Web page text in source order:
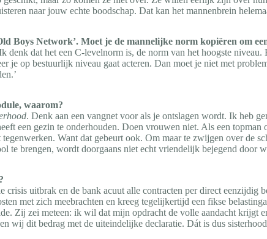
naar jouw echte boodschap. Dat kan het mannenbrein
Boys Network’. Moet je de mannelijke norm kopiëren om
denk dat het een C-levelnorm is, de norm van het hoogste
je op bestuurlijk niveau gaat acteren. Dan moet je niet met
waarom?
. Denk aan een vangnet voor als je ontslagen wordt. Ik heb
een gezin te onderhouden. Doen vrouwen niet. Als een
Want dat gebeurt ook. Om maar te zwijgen over de
te brengen, wordt doorgaans niet echt vriendelijk bejegend door
crisis uitbrak en de bank acuut alle contracten per direct
met zich meebrachten en kreeg tegelijkertijd een fikse
Zij zei meteen: ik wil dat mijn opdracht de volle aandacht krijgt
wij dit bedrag met de uiteindelijke declaratie. Dát is dus